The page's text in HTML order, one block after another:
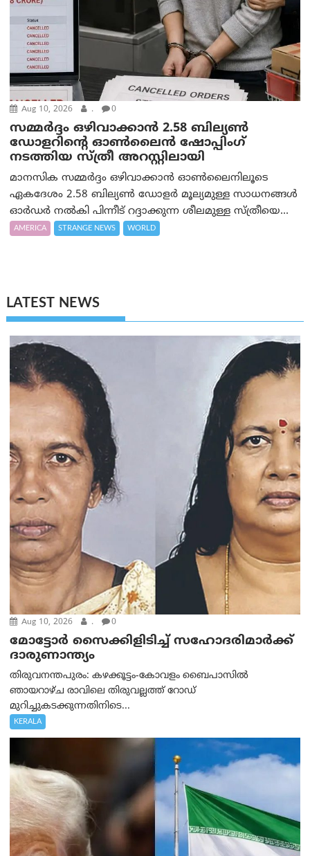
Aug 10, 2026 . 0
സമ്മര്‍ദ്ദം ഒഴിവാക്കാന്‍ 2.58 ബില്യൺ
ഡോളറിന്റെ ഓണ്‍ലൈന്‍ ഷോപ്പിംഗ്
നടത്തിയ സ്ത്രീ അറസ്റ്റിലായി
മാനസിക സമ്മര്‍ദ്ദം ഒഴിവാക്കാന്‍ ഓണ്‍ലൈനിലൂടെ
ഏകദേശം 2.58 ബില്യൺ ഡോളർ മൂല്യമുള്ള സാധനങ്ങള്‍
ഓര്‍ഡര്‍ നല്‍കി പിന്നീട് റദ്ദാക്കുന്ന ശീലമുള്ള സ്ത്രീയെ...
AMERICA STRANGE NEWS WORLD
LATEST NEWS
Aug 10, 2026 . 0
മോട്ടോര്‍ സൈക്കിളിടിച്ച് സഹോദരിമാര്‍ക്ക്
ദാരുണാന്ത്യം
തിരുവനന്തപുരം: കഴക്കൂട്ടം-കോവളം ബൈപാസിൽ
ഞായറാഴ്ച രാവിലെ തിരുവല്ലത്ത് റോഡ്
മുറിച്ചുകടക്കുന്നതിനിടെ...
KERALA